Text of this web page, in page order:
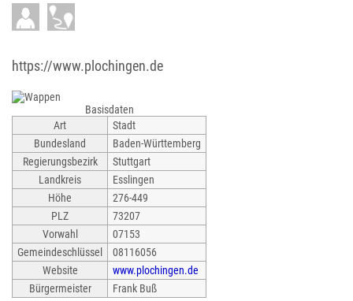
https://www.plochingen.de
Basisdaten
Art
Stadt
Bundesland
Baden-Württemberg
Regierungsbezirk
Stuttgart
Landkreis
Esslingen
Höhe
276-449
PLZ
73207
Vorwahl
07153
Gemeindeschlüssel
08116056
Website
www.plochingen.de
Bürgermeister
Frank Buß